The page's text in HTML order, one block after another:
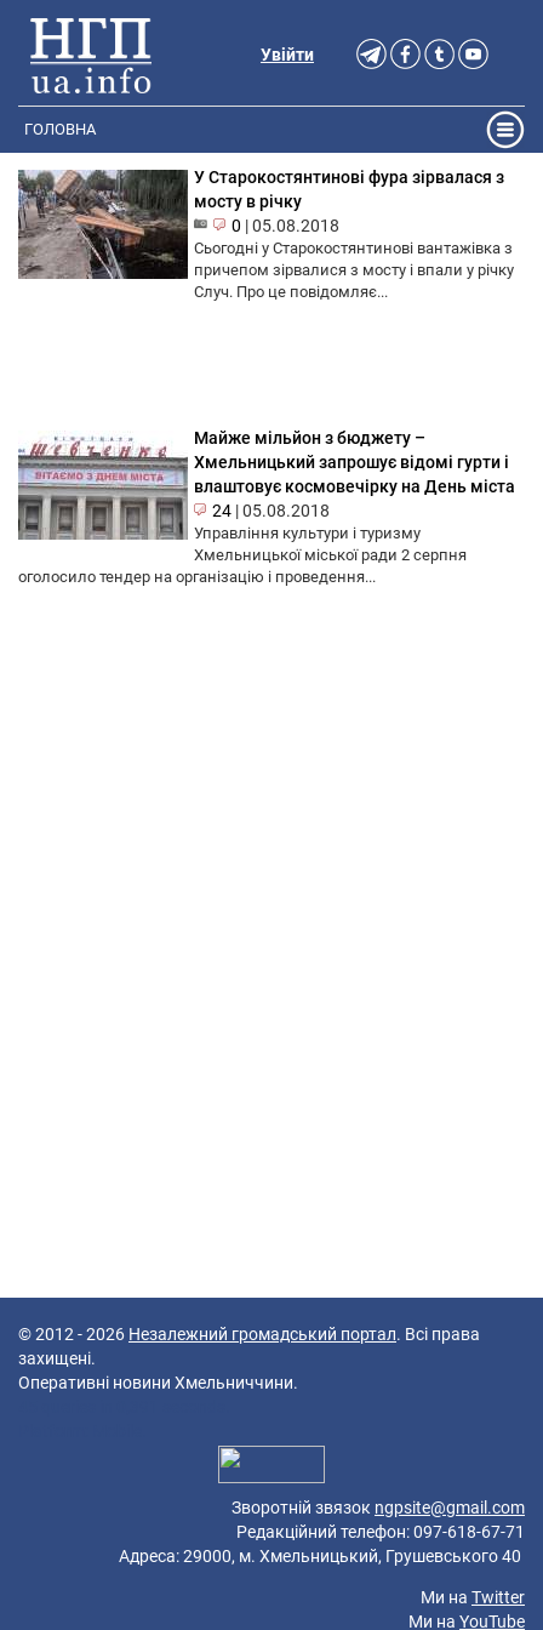
Увійти
ГОЛОВНА
У Старокостянтинові фура зірвалася з
мосту в річку
0 |05.08.2018
Сьогодні у Старокостянтинові вантажівка з
причепом зірвалися з мосту і впали у річку
Случ. Про це повідомляє...
Майже мільйон з бюджету –
Хмельницький запрошує відомі гурти і
влаштовує космовечірку на День міста
24 |05.08.2018
Управління культури і туризму
Хмельницької міської ради 2 серпня
оголосило тендер на організацію і проведення...
© 2012 - 2026 Незалежний громадський портал. Всі права
захищені.
Оперативні новини Хмельниччини.
Зворотній звязок ngpsite@gmail.com
Редакційний телефон: 097-618-67-71
Адреса: 29000, м. Хмельницький, Грушевського 40
Ми на Twitter
Ми на YouTube